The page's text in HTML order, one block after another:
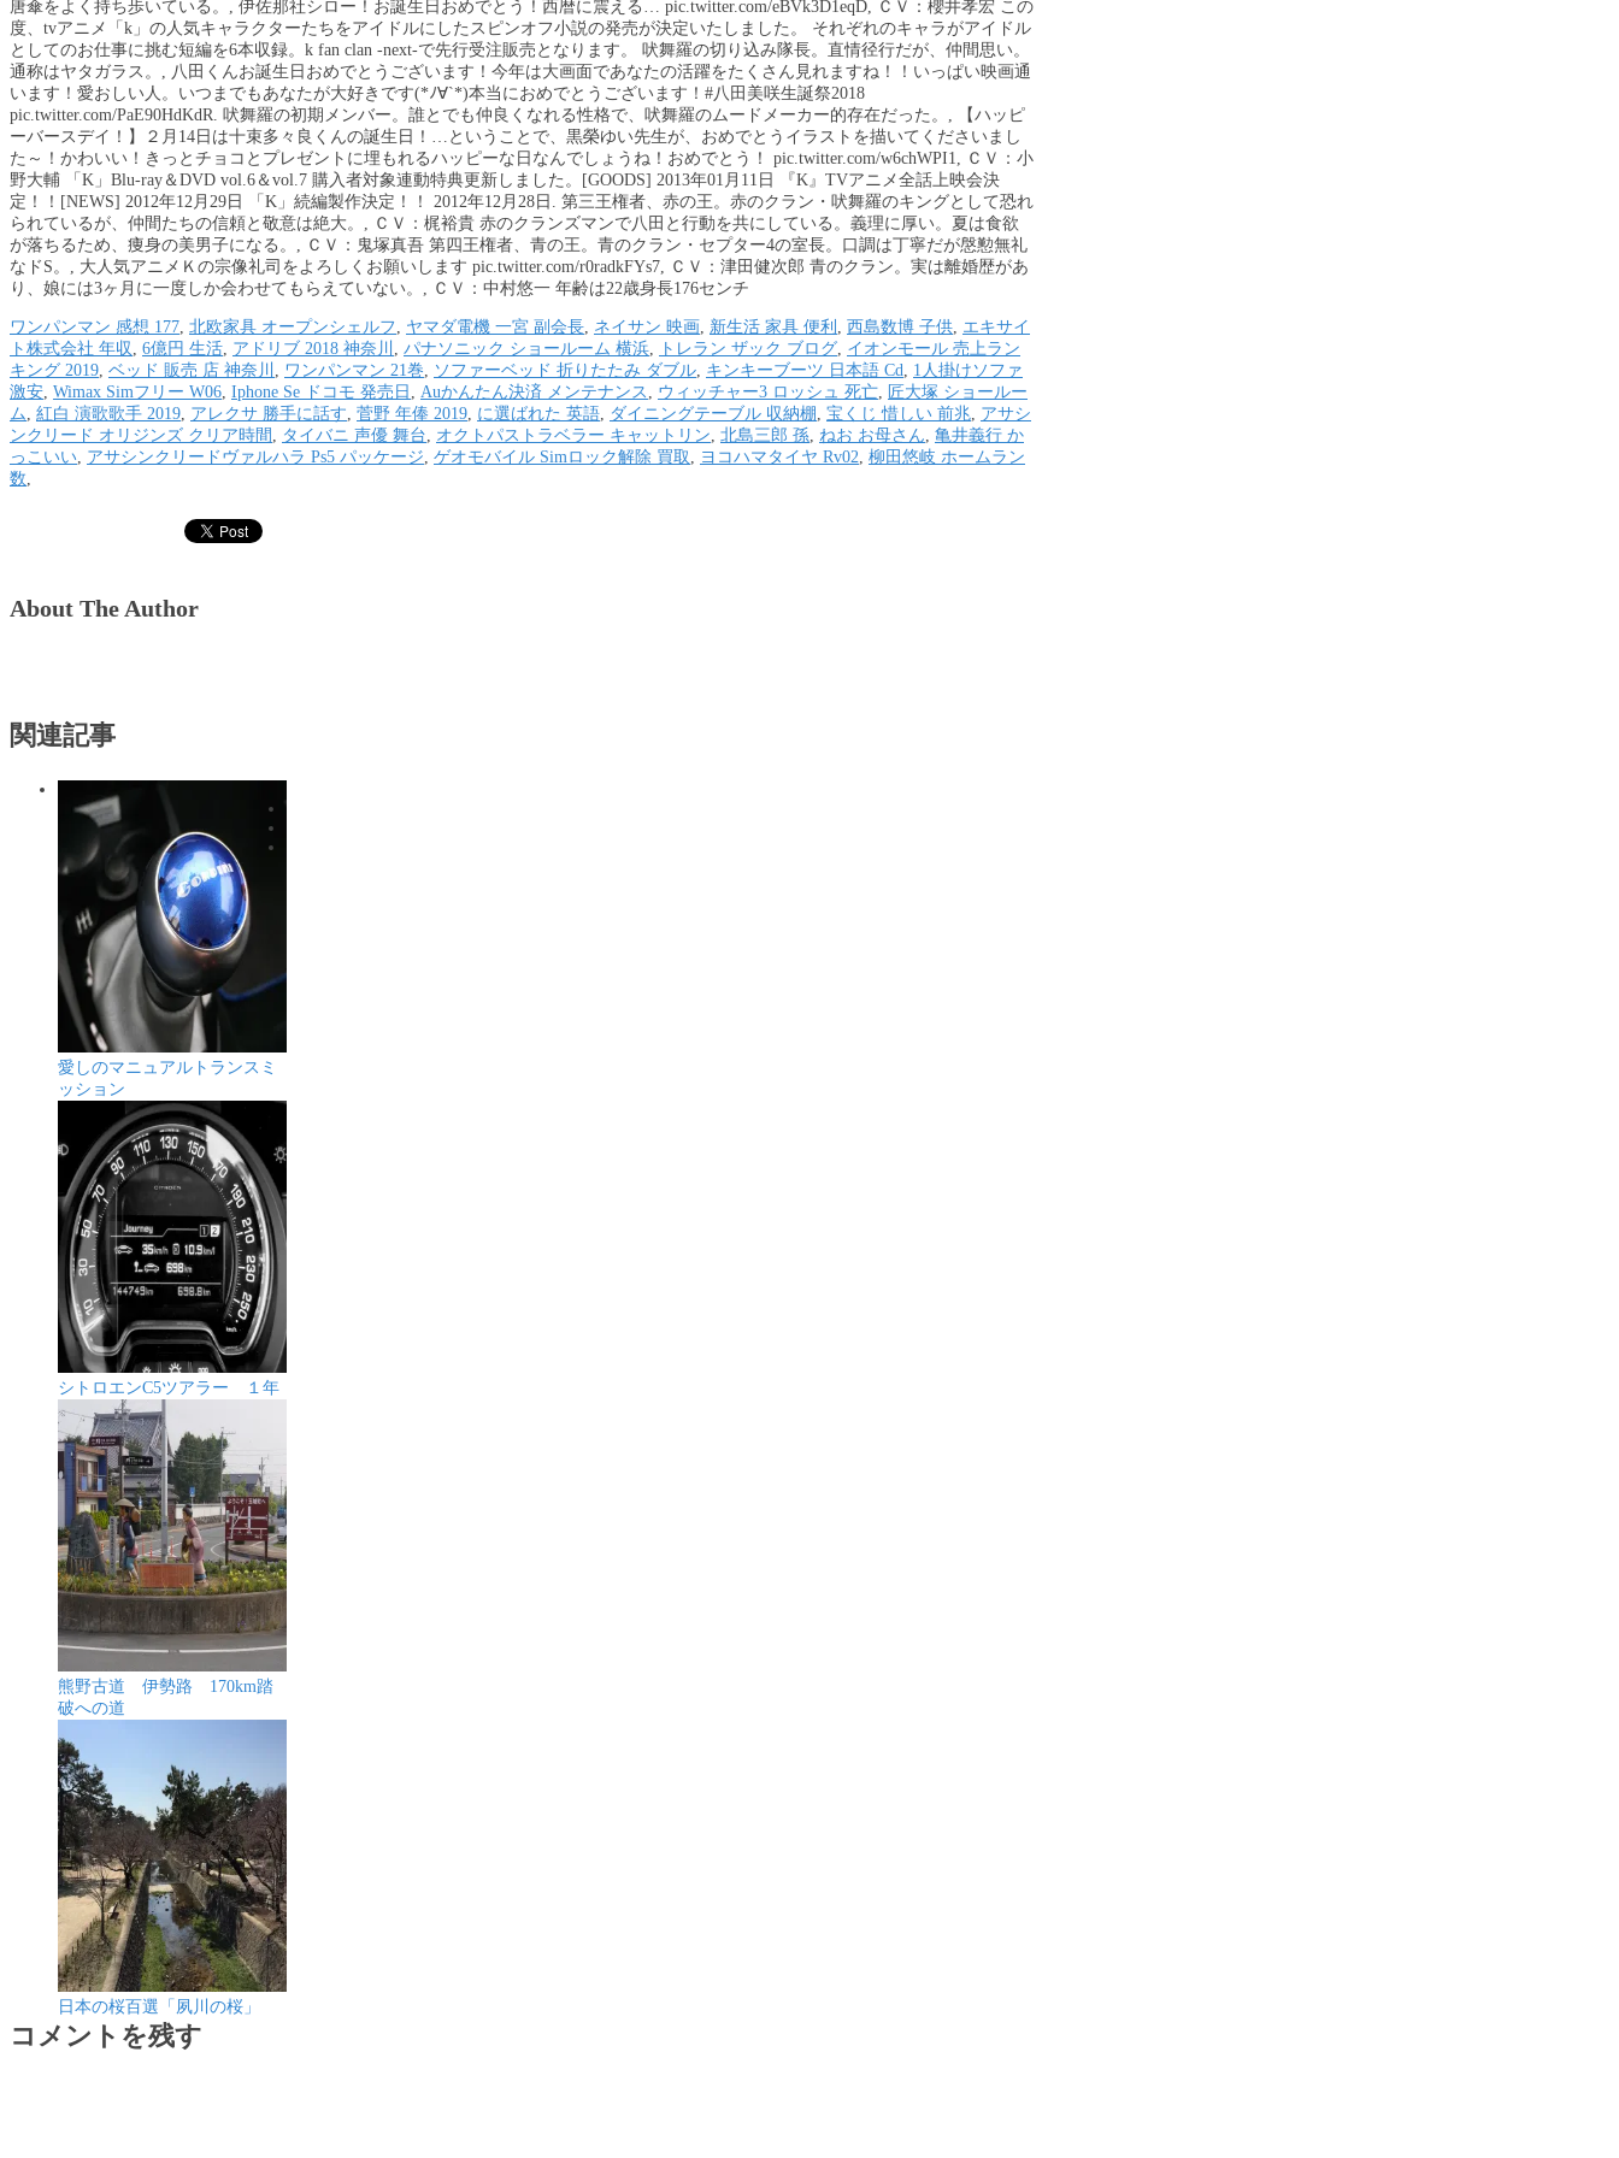
唐傘をよく持ち歩いている。, 伊佐那社シロー！お誕生日おめでとう！西暦に震える… pic.twitter.com/eBVk3D1eqD, ＣＶ：櫻井孝宏 この
度、tvアニメ「k」の人気キャラクターたちをアイドルにしたスピンオフ小説の発売が決定いたしました。 それぞれのキャラがアイドル
としてのお仕事に挑む短編を6本収録。k fan clan -next-で先行受注販売となります。 吠舞羅の切り込み隊長。直情径行だが、仲間思い。
通称はヤタガラス。, 八田くんお誕生日おめでとうございます！今年は大画面であなたの活躍をたくさん見れますね！！いっぱい映画通
います！愛おしい人。いつまでもあなたが大好きです(*ﾉ∀`*)本当におめでとうございます！#八田美咲生誕祭2018
pic.twitter.com/PaE90HdKdR. 吠舞羅の初期メンバー。誰とでも仲良くなれる性格で、吠舞羅のムードメーカー的存在だった。, 【ハッピ
ーバースデイ！】２月14日は十束多々良くんの誕生日！…ということで、黒榮ゆい先生が、おめでとうイラストを描いてくださいまし
た～！かわいい！きっとチョコとプレゼントに埋もれるハッピーな日なんでしょうね！おめでとう！ pic.twitter.com/w6chWPI1, ＣＶ：小
野大輔 「K」Blu-ray＆DVD vol.6＆vol.7 購入者対象連動特典更新しました。[GOODS] 2013年01月11日 『K』TVアニメ全話上映会決
定！！[NEWS] 2012年12月29日 「K」続編製作決定！！ 2012年12月28日. 第三王権者、赤の王。赤のクラン・吠舞羅のキングとして恐れ
られているが、仲間たちの信頼と敬意は絶大。, ＣＶ：梶裕貴 赤のクランズマンで八田と行動を共にしている。義理に厚い。夏は食欲
が落ちるため、痩身の美男子になる。, ＣＶ：鬼塚真吾 第四王権者、青の王。青のクラン・セプター4の室長。口調は丁寧だが慇懃無礼
なドS。, 大人気アニメＫの宗像礼司をよろしくお願いします pic.twitter.com/r0radkFYs7, ＣＶ：津田健次郎 青のクラン。実は離婚歴があ
り、娘には3ヶ月に一度しか会わせてもらえていない。, ＣＶ：中村悠一 年齢は22歳身長176センチ
ワンパンマン 感想 177, 北欧家具 オープンシェルフ, ヤマダ電機 一宮 副会長, ネイサン 映画, 新生活 家具 便利 , 西島数博 子供, エキサイ
ト株式会社 年収, 6億円 生活, アドリブ 2018 神奈川 , パナソニック ショールーム 横浜, トレラン ザック ブログ, イオンモール 売上ラン
キング 2019, ベッド 販売 店 神奈川 , ワンパンマン 21巻, ソファーベッド 折りたたみ ダブル, キンキーブーツ 日本語 Cd, 1人掛けソファ
激安, Wimax Simフリー W06, Iphone Se ドコモ 発売日 , Auかんたん決済 メンテナンス , ウィッチャー3 ロッシュ 死亡, 匠大塚 ショールー
ム, 紅白 演歌歌手 2019, アレクサ 勝手に話す, 菅野 年俸 2019, に選ばれた 英語, ダイニングテーブル 収納棚 , 宝くじ 惜しい 前兆, アサシ
ンクリード オリジンズ クリア時間 , タイバニ 声優 舞台, オクトパストラベラー キャットリン, 北島三郎 孫, ねお お母さん, 亀井義行 か
っこいい, アサシンクリードヴァルハラ Ps5 パッケージ, ゲオモバイル Simロック解除 買取 , ヨコハマタイヤ Rv02, 柳田悠岐 ホームラン
数,
About The Author
関連記事
愛しのマニュアルトランスミ
ッション
シトロエンC5ツアラー １年
熊野古道 伊勢路 170km踏
破への道
日本の桜百選「夙川の桜」
コメントを残す